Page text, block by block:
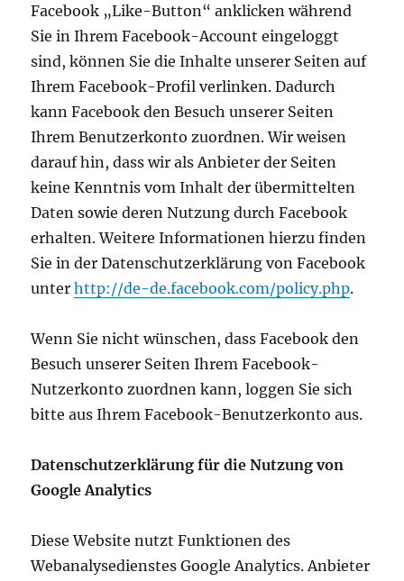
Facebook „Like-Button“ anklicken während
Sie in Ihrem Facebook-Account eingeloggt
sind, können Sie die Inhalte unserer Seiten auf
Ihrem Facebook-Profil verlinken. Dadurch
kann Facebook den Besuch unserer Seiten
Ihrem Benutzerkonto zuordnen. Wir weisen
darauf hin, dass wir als Anbieter der Seiten
keine Kenntnis vom Inhalt der übermittelten
Daten sowie deren Nutzung durch Facebook
erhalten. Weitere Informationen hierzu finden
Sie in der Datenschutzerklärung von Facebook
unterhttp://de-de.facebook.com/policy.php.
Wenn Sie nicht wünschen, dass Facebook den
Besuch unserer Seiten Ihrem Facebook-
Nutzerkonto zuordnen kann, loggen Sie sich
bitte aus Ihrem Facebook-Benutzerkonto aus.
Datenschutzerklärung für die Nutzung von
Google Analytics
Diese Website nutzt Funktionen des
Webanalysedienstes Google Analytics. Anbieter